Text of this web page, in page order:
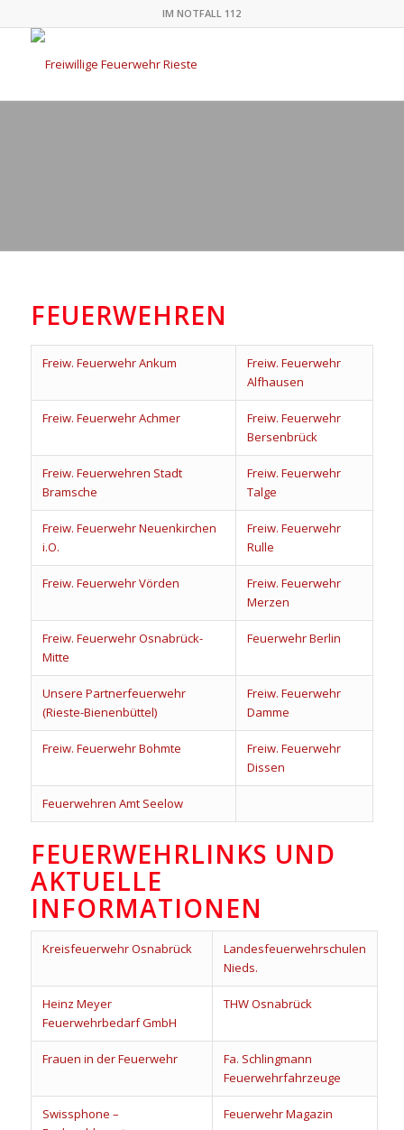
IM NOTFALL 112
FEUERWEHREN
Freiw. Feuerwehr Ankum
Freiw. Feuerwehr
Alfhausen
Freiw. Feuerwehr Achmer
Freiw. Feuerwehr
Bersenbrück
Freiw. Feuerwehren Stadt
Bramsche
Freiw. Feuerwehr
Talge
Freiw. Feuerwehr Neuenkirchen
i.O.
Freiw. Feuerwehr
Rulle
Freiw. Feuerwehr Vörden
Freiw. Feuerwehr
Merzen
Freiw. Feuerwehr Osnabrück-
Mitte
Feuerwehr Berlin
Unsere Partnerfeuerwehr
(Rieste-Bienenbüttel)
Freiw. Feuerwehr
Damme
Freiw. Feuerwehr Bohmte
Freiw. Feuerwehr
Dissen
Feuerwehren Amt Seelow
FEUERWEHRLINKS UND
AKTUELLE
INFORMATIONEN
Kreisfeuerwehr Osnabrück
Landesfeuerwehrschulen
Nieds.
Heinz Meyer
Feuerwehrbedarf GmbH
THW Osnabrück
Frauen in der Feuerwehr
Fa. Schlingmann
Feuerwehrfahrzeuge
Swissphone –
Feuerwehr Magazin